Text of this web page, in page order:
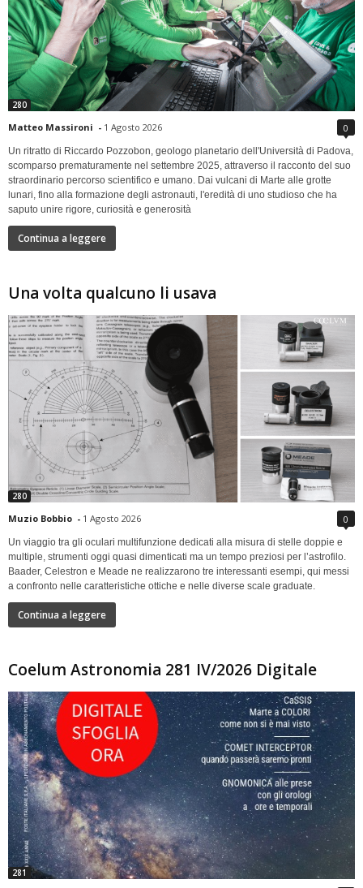
280
Matteo Massironi - 1 Agosto 2026 0
Un ritratto di Riccardo Pozzobon, geologo planetario dell'Università di Padova,
scomparso prematuramente nel settembre 2025, attraverso il racconto del suo
straordinario percorso scientifico e umano. Dai vulcani di Marte alle grotte
lunari, fino alla formazione degli astronauti, l'eredità di uno studioso che ha
saputo unire rigore, curiosità e generosità
Continua a leggere
Una volta qualcuno li usava
280
Muzio Bobbio - 1 Agosto 2026 0
Un viaggio tra gli oculari multifunzione dedicati alla misura di stelle doppie e
multiple, strumenti oggi quasi dimenticati ma un tempo preziosi per l’astrofilo.
Baader, Celestron e Meade ne realizzarono tre interessanti esempi, qui messi
a confronto nelle caratteristiche ottiche e nelle diverse scale graduate.
Continua a leggere
Coelum Astronomia 281 IV/2026 Digitale
281